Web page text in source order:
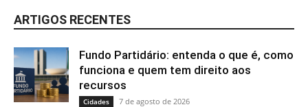
ARTIGOS RECENTES
Fundo Partidário: entenda o que é, como
funciona e quem tem direito aos
recursos
Cidades 7 de agosto de 2026